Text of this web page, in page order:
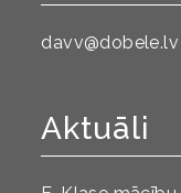
davv@dobele.lv
Aktuāli